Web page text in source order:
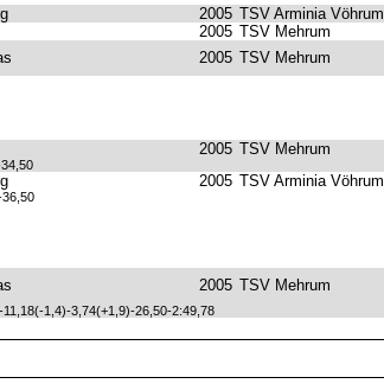
2005 TSV Arminia Vöhrum
2005 TSV Mehrum
2005 TSV Mehrum
2005 TSV Mehrum
2005 TSV Arminia Vöhrum
2005 TSV Mehrum
11,18(-1,4)-3,74(+1,9)-26,50-2:49,78